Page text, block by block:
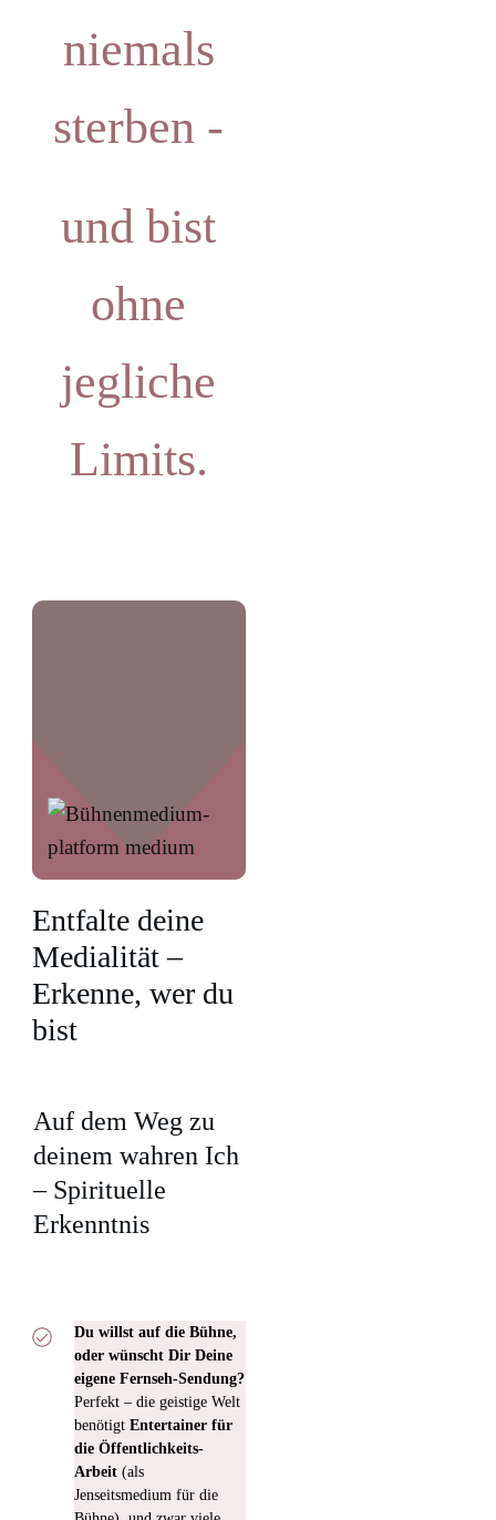
niemals
sterben -
und bist
ohne
jegliche
Limits.
Entfalte deine
Medialität –
Erkenne, wer du
bist
Auf dem Weg zu
deinem wahren Ich
– Spirituelle
Erkenntnis
Du willst auf die Bühne,
oder wünscht Dir Deine
eigene Fernseh-Sendung?
Perfekt – die geistige Welt
benötigt Entertainer für
die Öffentlichkeits-
Arbeit (als
Jenseitsmedium für die